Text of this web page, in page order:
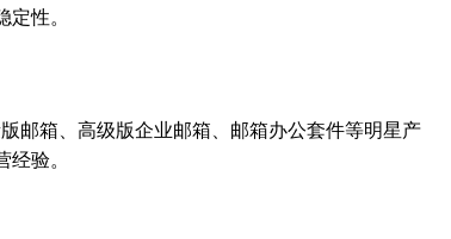
性。
邮箱、高级版企业邮箱、邮箱办公套件等明星产
验。